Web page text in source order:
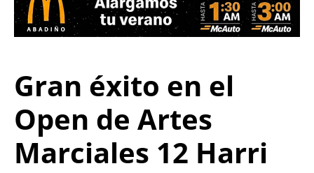
Gran éxito en el
Open de Artes
Marciales 12 Harri